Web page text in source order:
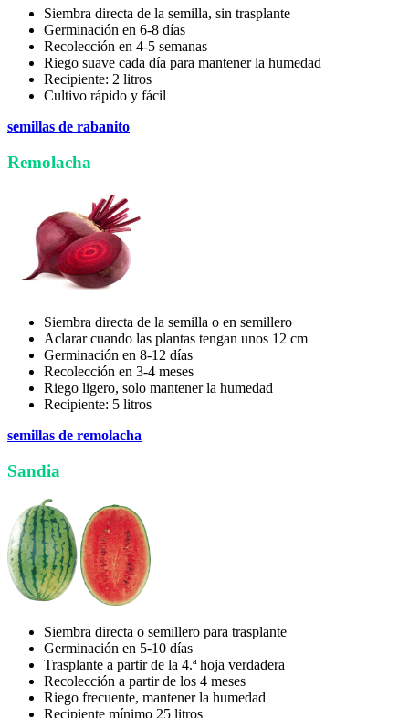
Siembra directa de la semilla, sin trasplante
Germinación en 6-8 días
Recolección en 4-5 semanas
Riego suave cada día para mantener la humedad
Recipiente: 2 litros
Cultivo rápido y fácil
semillas de rabanito
Remolacha
Siembra directa de la semilla o en semillero
Aclarar cuando las plantas tengan unos 12 cm
Germinación en 8-12 días
Recolección en 3-4 meses
Riego ligero, solo mantener la humedad
Recipiente: 5 litros
semillas de remolacha
Sandia
Siembra directa o semillero para trasplante
Germinación en 5-10 días
Trasplante a partir de la 4.ª hoja verdadera
Recolección a partir de los 4 meses
Riego frecuente, mantener la humedad
Recipiente mínimo 25 litros